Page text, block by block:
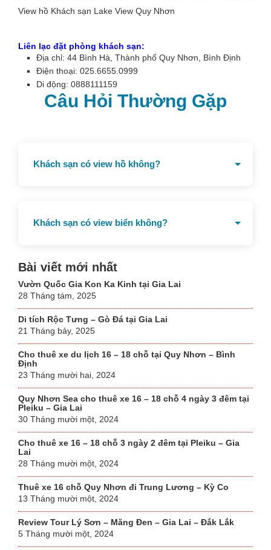
View hồ Khách sạn Lake View Quy Nhơn
Liên lạc đặt phòng khách sạn:
Địa chỉ: 44 Bình Hà, Thành phố Quy Nhơn, Bình Định
Điện thoại: 025.6655.0999
Di động: 0888111159
Câu Hỏi Thường Gặp
Khách sạn có view hồ không?
Khách sạn có view biển không?
Bài viết mới nhất
Vườn Quốc Gia Kon Ka Kinh tại Gia Lai
28 Tháng tám, 2025
Di tích Rộc Tưng – Gò Đá tại Gia Lai
21 Tháng bảy, 2025
Cho thuê xe du lịch 16 – 18 chỗ tại Quy Nhơn – Bình
Định
23 Tháng mười hai, 2024
Quy Nhơn Sea cho thuê xe 16 – 18 chỗ 4 ngày 3 đêm tại
Pleiku – Gia Lai
30 Tháng mười một, 2024
Cho thuê xe 16 – 18 chỗ 3 ngày 2 đêm tại Pleiku – Gia
Lai
28 Tháng mười một, 2024
Thuê xe 16 chỗ Quy Nhơn đi Trung Lương – Kỳ Co
13 Tháng mười một, 2024
Review Tour Lý Sơn – Măng Đen – Gia Lai – Đắk Lắk
5 Tháng mười một, 2024